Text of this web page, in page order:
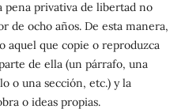
pena privativa de libertad no
de ocho años. De esta manera,
aquel que copie o reproduzca
de ella (un párrafo, una
o una sección, etc.) y la
o ideas propias.